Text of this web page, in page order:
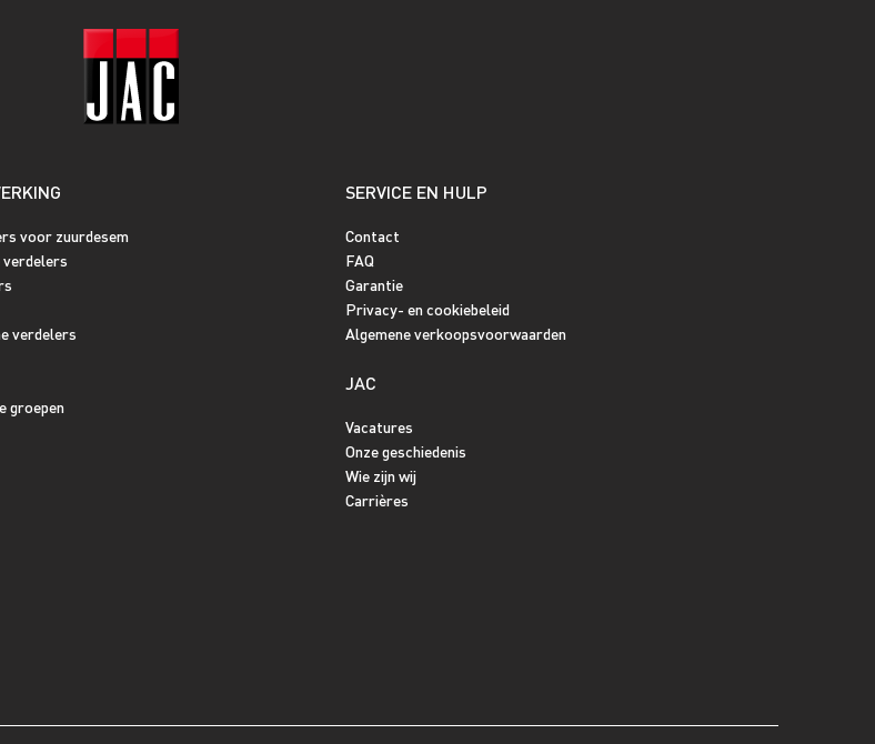
voor zuurdesem
verdelers
verdelers
groepen
SERVICE EN HULP
Contact
FAQ
Garantie
Privacy- en cookiebeleid
Algemene verkoopsvoorwaarden
JAC
Vacatures
Onze geschiedenis
Wie zijn wij
Carrières